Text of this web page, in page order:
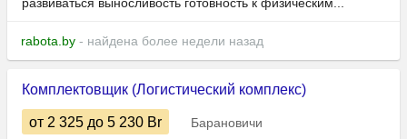
развиваться выносливость готовность к физическим...
rabota.by - найдена более недели назад
Комплектовщик (Логистический комплекс)
от 2 325 до 5 230 Br
Барановичи